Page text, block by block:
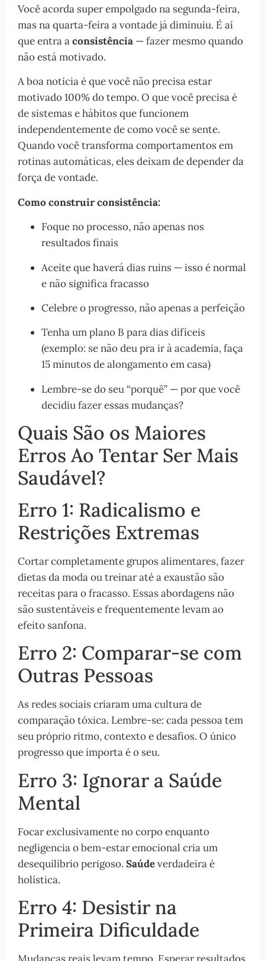
Você acorda super empolgado na segunda-feira,
mas na quarta-feira a vontade já diminuiu. É aí
que entra aconsistência — fazer mesmo quando
não está motivado.
A boa notícia é que você não precisa estar
motivado 100% do tempo. O que você precisa é
de sistemas e hábitos que funcionem
independentemente de como você se sente.
Quando você transforma comportamentos em
rotinas automáticas, eles deixam de depender da
força de vontade.
Como construir consistência:
Foque no processo, não apenas nos
resultados finais
Aceite que haverá dias ruins — isso é normal
e não significa fracasso
Celebre o progresso, não apenas a perfeição
Tenha um plano B para dias difíceis
(exemplo: se não deu pra ir à academia, faça
15 minutos de alongamento em casa)
Lembre-se do seu “porquê” — por que você
decidiu fazer essas mudanças?
Quais São os Maiores
Erros Ao Tentar Ser Mais
Saudável?
Erro 1: Radicalismo e
Restrições Extremas
Cortar completamente grupos alimentares, fazer
dietas da moda ou treinar até a exaustão são
receitas para o fracasso. Essas abordagens não
são sustentáveis e frequentemente levam ao
efeito sanfona.
Erro 2: Comparar-se com
Outras Pessoas
As redes sociais criaram uma cultura de
comparação tóxica. Lembre-se: cada pessoa tem
seu próprio ritmo, contexto e desafios. O único
progresso que importa é o seu.
Erro 3: Ignorar a Saúde
Mental
Focar exclusivamente no corpo enquanto
negligencia o bem-estar emocional cria um
desequilíbrio perigoso. Saúdeverdadeira é
holística.
Erro 4: Desistir na
Primeira Dificuldade